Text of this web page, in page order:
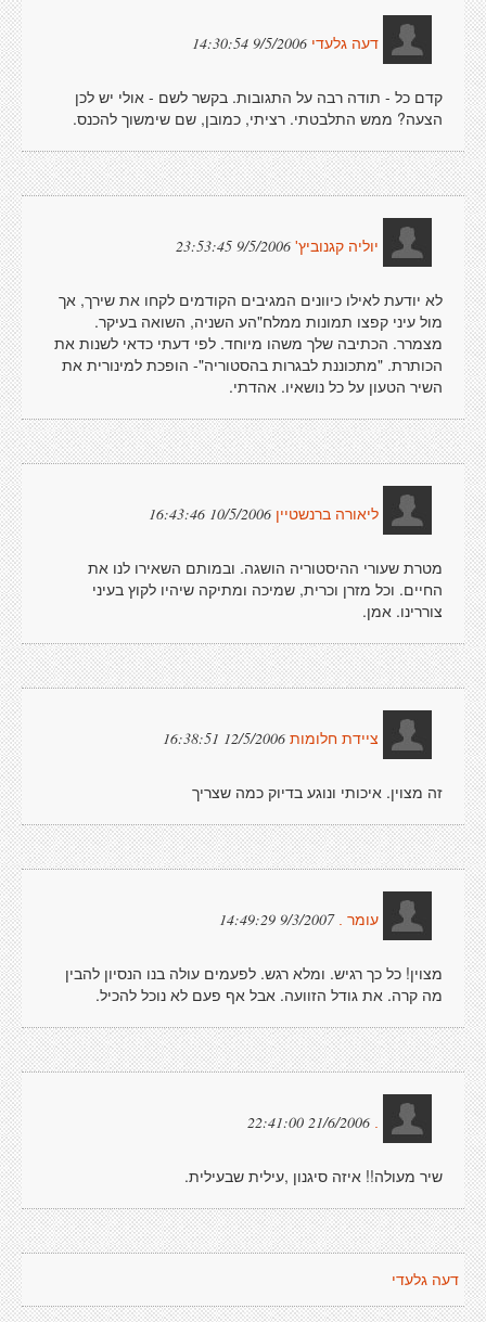
דעה גלעדי 9/5/2006 14:30:54
קדם כל - תודה רבה על התגובות. בקשר לשם - אולי יש לכן
הצעה? ממש התלבטתי. רציתי, כמובן, שם שימשוך להכנס.
יוליה קגנוביץ' 9/5/2006 23:53:45
לא יודעת לאילו כיוונים המגיבים הקודמים לקחו את שירך, אך
מול עיני קפצו תמונות ממלח"הע השניה, השואה בעיקר.
מצמרר. הכתיבה שלך משהו מיוחד. לפי דעתי כדאי לשנות את
הכותרת. "מתכוננת לבגרות בהסטוריה"- הופכת למינורית את
השיר הטעון על כל נושאיו. אהדתי.
ליאורה ברנשטיין 10/5/2006 16:43:46
מטרת שעורי ההיסטוריה הושגה. ובמותם השאירו לנו את
החיים. וכל מזרן וכרית, שמיכה ומתיקה שיהיו לקוץ בעיני
צוררינו. אמן.
ציידת חלומות 12/5/2006 16:38:51
זה מצוין. איכותי ונוגע בדיוק כמה שצריך
עומר . 9/3/2007 14:49:29
מצוין! כל כך רגיש. ומלא רגש. לפעמים עולה בנו הנסיון להבין
מה קרה. את גודל הזוועה. אבל אף פעם לא נוכל להכיל.
21/6/2006 22:41:00
שיר מעולה!! איזה סיגנון ,עילית שבעילית.
דעה גלעדי